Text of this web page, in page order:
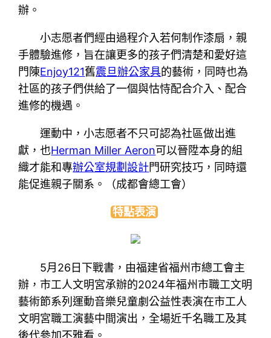
辦。
小志愿者們經由過程介入若何制作漆扇，親
手體驗進修，旨在讓更多的孩子們清楚和愛好這
門陳Enjoy121舊震旦辦公家具的藝術，同時也為
社區的孩子們供給了一個與怙恃配合介入、配合
進修的機遇。
運動中，小志愿者不只可認為社區做出進
獻，也Herman Miller Aeron可以晉陞本身的組
織才能和專辦公室規劃設計門研究技巧，同時還
能促進親子關系。（成都會總工會）
特點表演
5月26日下戰書，由福建省福州市總工會主
辦，市工人文明宮承辦的2024年福州市職工文明
藝術節系列運動音樂兒童劇公益性表演在市工人
文明宮職工演藝中間演出，全場近千名職工及其
後代參加不雅看。